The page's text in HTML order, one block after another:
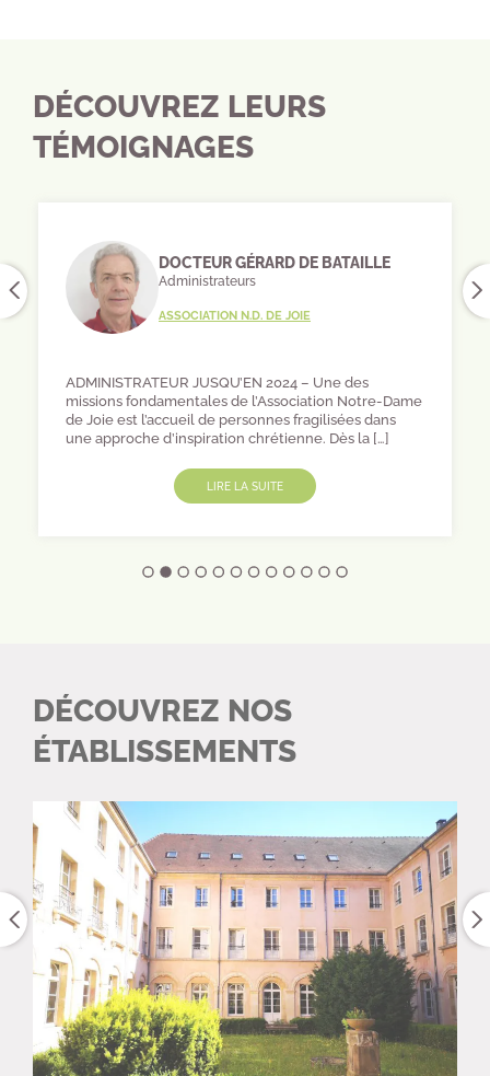
DÉCOUVREZ LEURS
TÉMOIGNAGES
DOCTEUR GÉRARD DE BATAILLE
Administrateurs
ASSOCIATION N.D. DE JOIE
ADMINISTRATEUR JUSQU’EN 2024 – Une des
missions fondamentales de l’Association Notre-Dame
de Joie est l’accueil de personnes fragilisées dans
une approche d’inspiration chrétienne. Dès la […]
LIRE LA SUITE
DÉCOUVREZ NOS
ÉTABLISSEMENTS